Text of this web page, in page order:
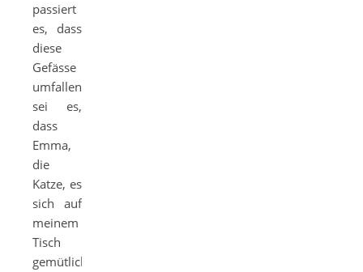
passiert
es, dass
diese
Gefässe
umfallen,
sei es,
dass
Emma,
die
Katze, es
sich auf
meinem
Tisch
gemütlich